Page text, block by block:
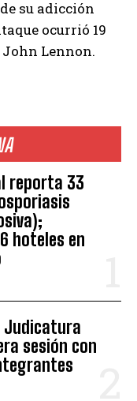
reporta 33
hoteles en
Judicatura
sesión con
su adicción
ocurrió 19
John Lennon.